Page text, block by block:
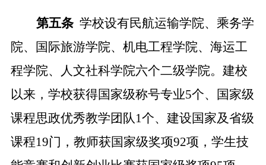
第五条 学校设有民航运输学院、乘务学
院、国际旅游学院、机电工程学院、海运工
程学院、人文社科学院六个二级学院。 建校
以来，学校获得国家级称号专业5个、国家级
课程思政优秀教学团队1个、建设国家及省级
课程19门，教师获国家级奖项92项，学生技